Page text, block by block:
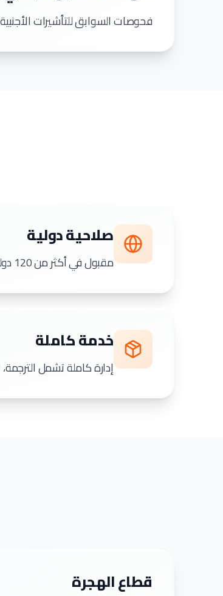
فحوصات السوابق للتأشيرات الأجنبية
صلاحية دولية
مقبول في أكثر من 120 دولة في اتفاقية لاهاي
خدمة كاملة
إدارة كاملة تشمل
قطاع الهجرة